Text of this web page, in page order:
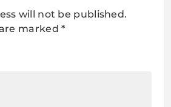
will not be published.
marked*